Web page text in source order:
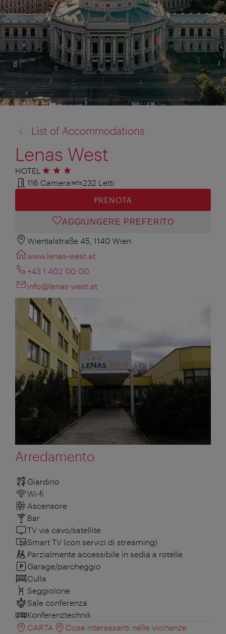
a:
List of Accommodations
Lenas West
HOTEL 3 stelle
116 Camera
232 Letti
PRENOTA
AGGIUNGERE PREFERITO
Wientalstraße 45, 1140 Wien
www.lenas-west.at
+43 1 402 00 00
info@lenas-west.at
Arredamento
Giardino
Wi-fi
Ascensore
Bar
TV via cavo/satellite
Smart TV (con servizi di streaming)
Parzialmente accessibile in sedia a rotelle
Garage/parcheggio
Culla
Seggiolone
Sale conferenza
Konferenztechnik
CARTA
Cose interessanti nelle vicinanze